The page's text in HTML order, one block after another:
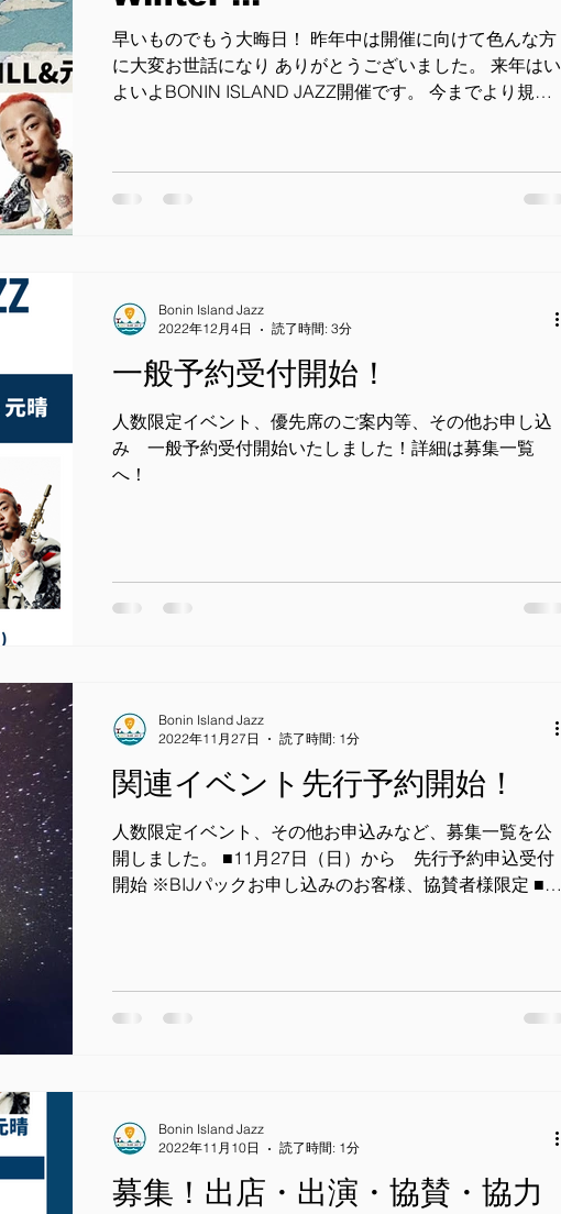
早いものでもう大晦日！ 昨年中は開催に向けて色んな方
に大変お世話になり ありがとうございました。 来年はい
よいよBONIN ISLAND JAZZ開催です。 今までより規模
一般予約受付開始！
人数限定イベント、優先席のご案内等、その他お申し込
み 一般予約受付開始いたしました！詳細は募集一覧
へ！
Bonin Island Jazz
2022年12月4日
読了時間: 3分
関連イベント先行予約開始！
人数限定イベント、その他お申込みなど、募集一覧を公
開しました。 ■11月27日（日）から 先行予約申込受付
開始 ※BIJパックお申し込みのお客様、協賛者様限定 ■12
Bonin Island Jazz
2022年11月27日
読了時間: 1分
募集！出店・出演・協賛・協力
Bonin Island Jazz
2022年11月10日
読了時間: 1分